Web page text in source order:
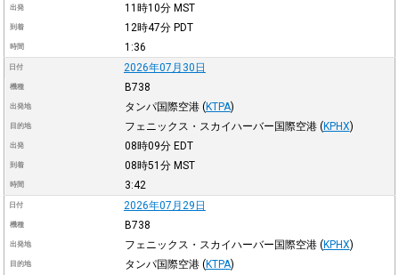
出発 11時10分 MST
到着 12時47分 PDT
時間 1:36
日付 2026年07月30日
機種 B738
出発地 タンパ国際空港 (KTPA)
目的地 フェニックス・スカイハーバー国際空港 (KPHX)
出発 08時09分 EDT
到着 08時51分 MST
時間 3:42
日付 2026年07月29日
機種 B738
出発地 フェニックス・スカイハーバー国際空港 (KPHX)
目的地 タンパ国際空港 (KTPA)